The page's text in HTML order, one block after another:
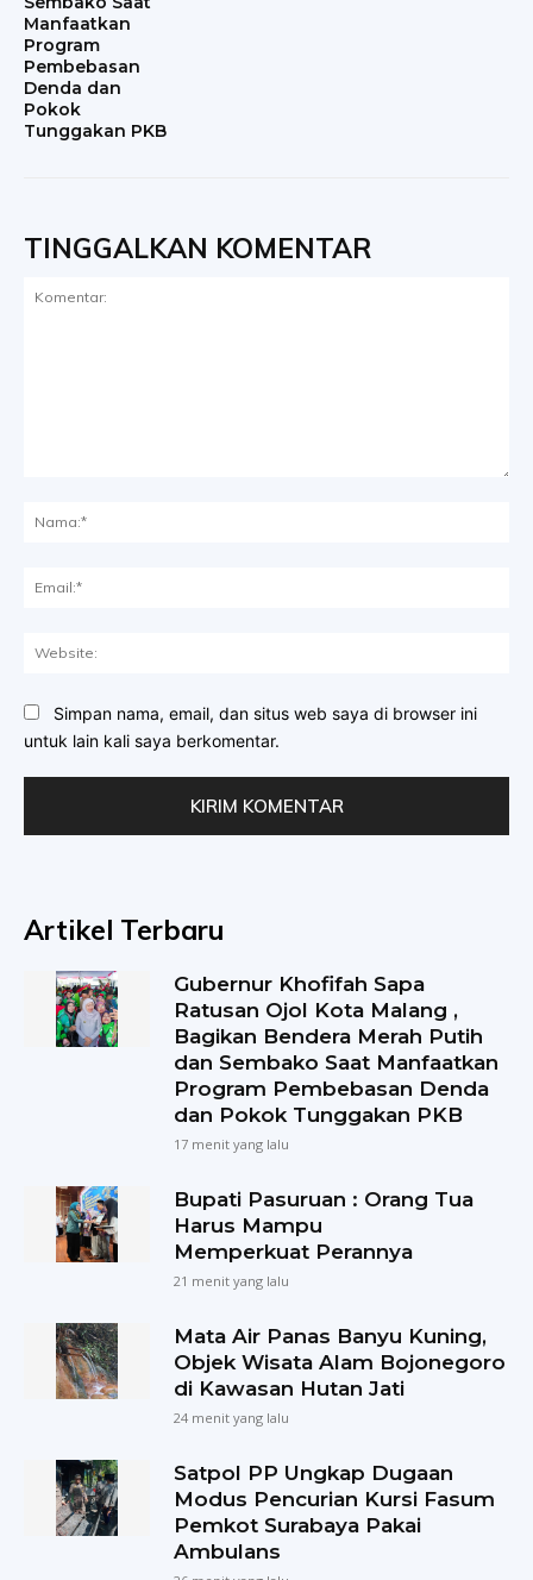
Manfaatkan
Program
Pembebasan
Denda dan
Pokok
Tunggakan PKB
TINGGALKAN KOMENTAR
Simpan nama, email, dan situs web saya di browser ini
untuk lain kali saya berkomentar.
Artikel Terbaru
Gubernur Khofifah Sapa
Ratusan Ojol Kota Malang ,
Bagikan Bendera Merah Putih
dan Sembako Saat Manfaatkan
Program Pembebasan Denda
dan Pokok Tunggakan PKB
17 menit yang lalu
Bupati Pasuruan : Orang Tua
Harus Mampu
Memperkuat Perannya
21 menit yang lalu
Mata Air Panas Banyu Kuning,
Objek Wisata Alam Bojonegoro
di Kawasan Hutan Jati
24 menit yang lalu
Satpol PP Ungkap Dugaan
Modus Pencurian Kursi Fasum
Pemkot Surabaya Pakai
Ambulans